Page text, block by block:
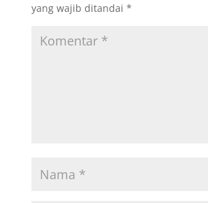
yang wajib ditandai *